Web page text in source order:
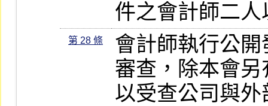
件之會計師二
第 28 條
會計師執行公
審查，除本會
以受查公司與